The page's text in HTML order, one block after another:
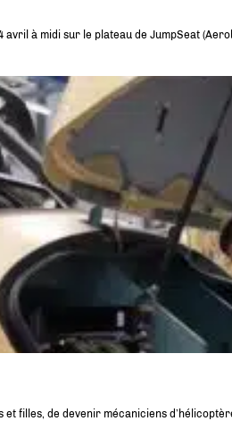
avril à midi sur le plateau de JumpSeat
filles, de devenir mécaniciens